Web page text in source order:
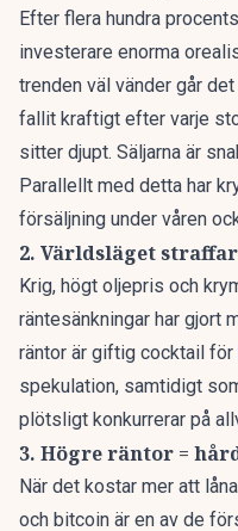
Efter flera hundra
investerare enorma
trenden väl vänder går
fallit kraftigt efter varje
sitter djupt. Säljarna är
Parallellt med detta har
försäljning under våren
2. Världsläget
Krig, högt oljepris och
räntesänkningar har gjort
räntor är giftig cocktail
spekulation, samtidigt
plötsligt konkurrerar på
3. Högre räntor =
När det kostar mer att
och bitcoin är en av de